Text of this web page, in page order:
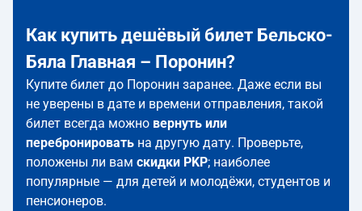
Как купить дешёвый билет Бельско-
Бяла Главная – Поронин?
Купите билет до Поронин заранее. Даже если вы
не уверены в дате и времени отправления, такой
билет всегда можно вернуть или
перебронировать на другую дату. Проверьте,
положены ли вам скидки PKP; наиболее
популярные — для детей и молодёжи, студентов и
пенсионеров.